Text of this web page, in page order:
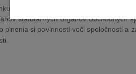
je stručná sumarizácia aktuálneho
štatutárnych orgánov obchodných
plnenia si povinností voči spoločnosti a